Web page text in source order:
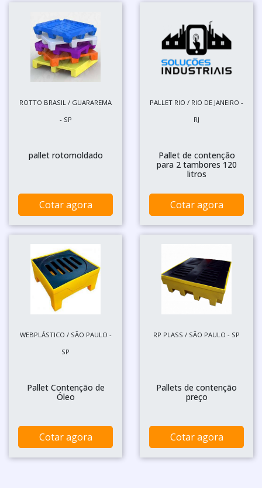
ROTTO BRASIL / GUARAREMA
- SP
pallet rotomoldado
Cotar agora
PALLET RIO / RIO DE JANEIRO -
RJ
Pallet de contenção
para 2 tambores 120
litros
Cotar agora
WEBPLÁSTICO / SÃO PAULO -
SP
Pallet Contenção de
Óleo
Cotar agora
RP PLASS / SÃO PAULO - SP
Pallets de contenção
preço
Cotar agora